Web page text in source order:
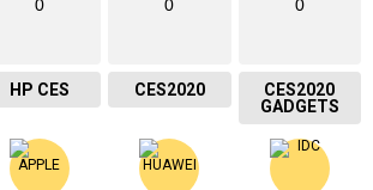
0
HP CES
0
CES2020
0
CES2020
GADGETS